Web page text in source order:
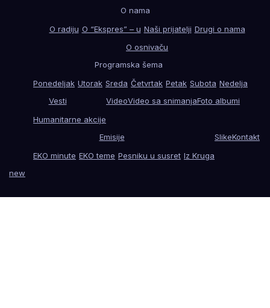
O nama
O radiju O “Ekspres” – u Naši prijatelji Drugi o nama
O osnivaču
Programska šema
Ponedeljak Utorak Sreda Četvrtak Petak Subota Nedelja
Vesti
Humanitarne akcije
VideoVideo sa snimanjaFoto albumi
Emisije
EKO minute EKO teme Pesniku u susret Iz Kruga
SlikeKontakt
new